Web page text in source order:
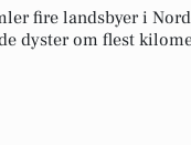
fire landsbyer i
dyster om flest